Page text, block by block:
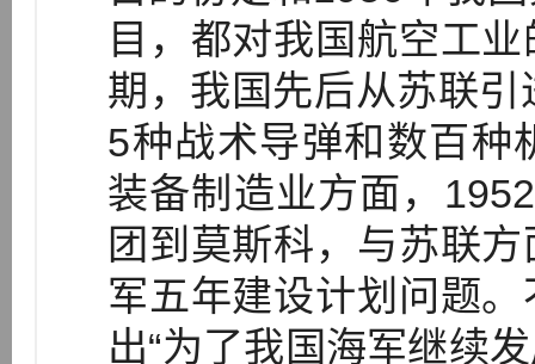
目，都对我国航空工
期，我国先后从苏联
5种战术导弹和数百种
装备制造业方面，
团到莫斯科，与苏联
军五年建设计划问题
出“为了我国海军继续